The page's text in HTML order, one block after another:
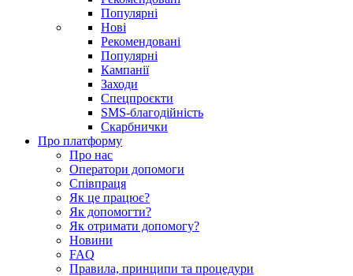
Популярні
Нові
Рекомендовані
Популярні
Кампанії
Заходи
Спецпроєкти
SMS-благодійність
Скарбнички
Про платформу
Про нас
Оператори допомоги
Співпраця
Як це працює?
Як допомогти?
Як отримати допомогу?
Новини
FAQ
Правила, принципи та процедури